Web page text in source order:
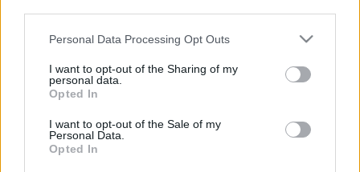
Please note that this website/app uses one or more Google
not limited to your visit or usage behaviour. You may click to
grant or deny consent to Google and its third-party tags to
use your data for below specified purposes in below Google
consent section.
Personal Data Processing Opt Outs
I want to opt-out of the Sharing of my
personal data.
Opted In
I want to opt-out of the Sale of my
Personal Data.
Opted In